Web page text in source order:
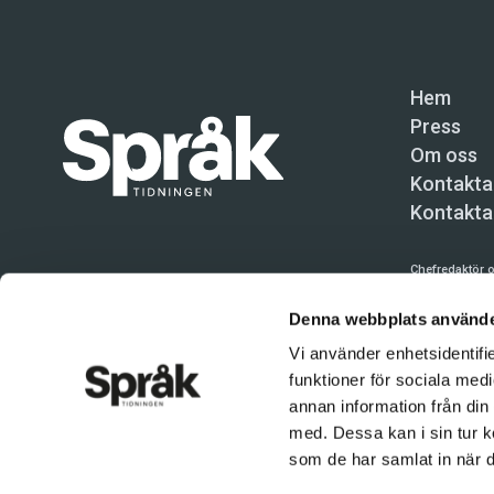
Denna webbplats
Vi använder
funktioner för sociala
annan information från
med. Dessa kan i sin tur
som de har samlat in när
Hem
Press
Om oss
Chefredaktör
Kundtjänst
Användning
tillåten.
©